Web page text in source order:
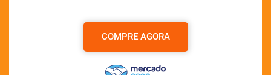
COMPRE AGORA